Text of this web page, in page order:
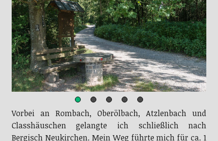
Vorbei an Rombach, Oberölbach, Atzlenbach und
Classhäuschen gelangte ich schließlich nach
Bergisch Neukirchen. Mein Weg führte mich für ca. 1